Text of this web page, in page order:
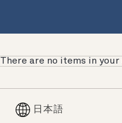
There are no items in
日本語